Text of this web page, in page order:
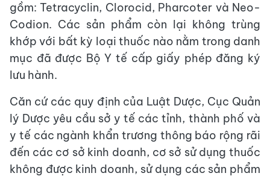
gồm: Tetracyclin, Clorocid, Pharcoter và Neo-
Codion. Các sản phẩm còn lại không trùng
khớp với bất kỳ loại thuốc nào nằm trong danh
mục đã được Bộ Y tế cấp giấy phép đăng ký
lưu hành.
Căn cứ các quy định của Luật Dược, Cục Quản
lý Dược yêu cầu sở y tế các tỉnh, thành phố và
y tế các ngành khẩn trương thông báo rộng rãi
đến các cơ sở kinh doanh, cơ sở sử dụng thuốc
không được kinh doanh, sử dụng các sản phẩm